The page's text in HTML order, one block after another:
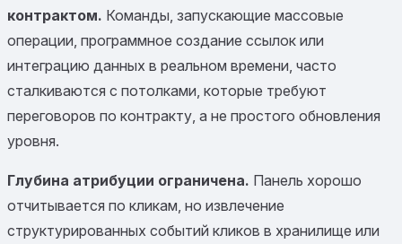
контрактом. Команды, запускающие массовые
операции, программное создание ссылок или
интеграцию данных в реальном времени, часто
сталкиваются с потолками, которые требуют
переговоров по контракту, а не простого обновления
уровня.
Глубина атрибуции ограничена. Панель хорошо
отчитывается по кликам, но извлечение
структурированных событий кликов в хранилище или